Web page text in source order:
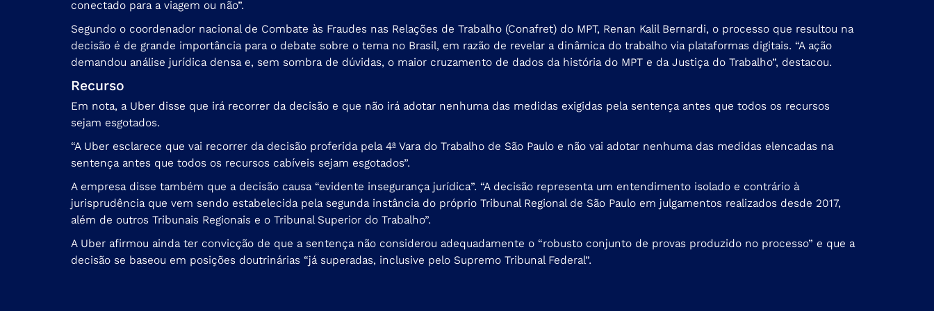
conectado para a viagem ou não”.
Segundo o coordenador nacional de Combate às Fraudes nas Relações de Trabalho (Conafret) do MPT, Renan Kalil Bernardi, o processo que resultou na
decisão é de grande importância para o debate sobre o tema no Brasil, em razão de revelar a dinâmica do trabalho via plataformas digitais. “A ação
demandou análise jurídica densa e, sem sombra de dúvidas, o maior cruzamento de dados da história do MPT e da Justiça do Trabalho”, destacou.
Recurso
Em nota, a Uber disse que irá recorrer da decisão e que não irá adotar nenhuma das medidas exigidas pela sentença antes que todos os recursos
sejam esgotados.
“A Uber esclarece que vai recorrer da decisão proferida pela 4ª Vara do Trabalho de São Paulo e não vai adotar nenhuma das medidas elencadas na
sentença antes que todos os recursos cabíveis sejam esgotados”.
A empresa disse também que a decisão causa “evidente insegurança jurídica”. “A decisão representa um entendimento isolado e contrário à
jurisprudência que vem sendo estabelecida pela segunda instância do próprio Tribunal Regional de São Paulo em julgamentos realizados desde 2017,
além de outros Tribunais Regionais e o Tribunal Superior do Trabalho”.
A Uber afirmou ainda ter convicção de que a sentença não considerou adequadamente o “robusto conjunto de provas produzido no processo” e que a
decisão se baseou em posições doutrinárias “já superadas, inclusive pelo Supremo Tribunal Federal”.